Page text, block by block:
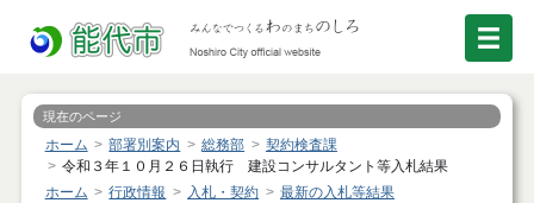
現在のページ
ホーム 部署別案内 総務部
契約検査課
令和３年１０月２６日執行 建設コンサルタント等入札結果
ホーム
行政情報 入札・契約
最新の入札等結果